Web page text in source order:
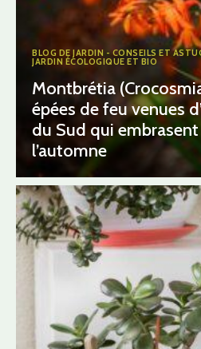
BLOG DE JARDIN - CONSEILS ET
JARDIN ÉCOLOGIQUE ET BIO
Montbrétia
épées de feu venues
du Sud qui embrasent
l’automne